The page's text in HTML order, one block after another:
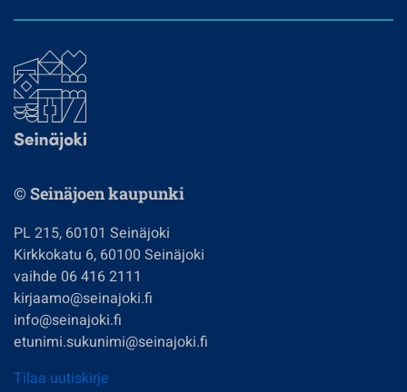
© Seinäjoen kaupunki
PL 215, 60101 Seinäjoki
Kirkkokatu 6, 60100 Seinäjoki
vaihde 06 416 2111
kirjaamo@seinajoki.fi
info@seinajoki.fi
etunimi.sukunimi@seinajoki.fi
Tilaa uutiskirje